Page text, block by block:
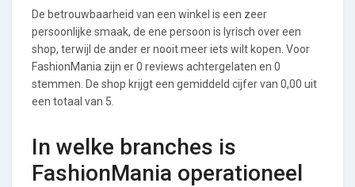
De betrouwbaarheid van een winkel is een zeer
persoonlijke smaak, de ene persoon is lyrisch over een
shop, terwijl de ander er nooit meer iets wilt kopen. Voor
FashionMania zijn er 0 reviews achtergelaten en 0
stemmen. De shop krijgt een gemiddeld cijfer van 0,00 uit
een totaal van 5.
In welke branches is
FashionMania operationeel